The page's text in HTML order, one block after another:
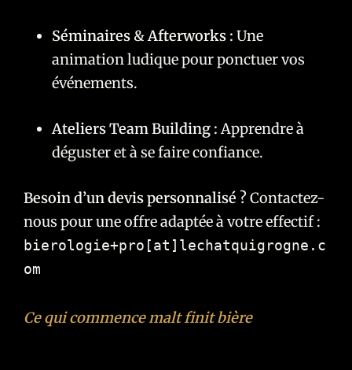
Séminaires & Afterworks : Une
animation ludique pour ponctuer vos
événements.
Ateliers Team Building :Apprendre à
déguster et à se faire confiance.
Besoin d’un devis personnalisé ?Contactez-
nous pour une offre adaptée à votre effectif :
bierologie+pro[at]lechatquigrogne.c
om
Ce qui commence malt finit bière